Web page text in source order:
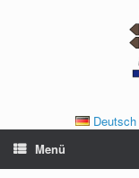
Deutsch
Menü